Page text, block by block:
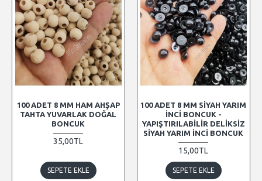
100 ADET 8 MM HAM AHŞAP
TAHTA YUVARLAK DOĞAL
BONCUK
35,00TL
SEPETE EKLE
100 ADET 8 MM SIYAH YARIM
İNCI BONCUK -
YAPIŞTIRILABILIR DELIKSIZ
SIYAH YARIM İNCI BONCUK
15,00TL
SEPETE EKLE